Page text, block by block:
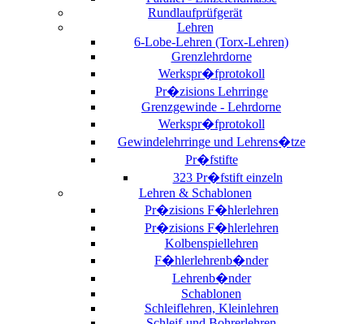
Rundlaufprüfgerät
Lehren
6-Lobe-Lehren (Torx-Lehren)
Grenzlehrdorne
Werkspr�fprotokoll
Pr�zisions Lehrringe
Grenzgewinde - Lehrdorne
Werkspr�fprotokoll
Gewindelehrringe und Lehrens�tze
Pr�fstifte
323 Pr�fstift einzeln
Lehren & Schablonen
Pr�zisions F�hlerlehren
Pr�zisions F�hlerlehren
Kolbenspiellehren
F�hlerlehrenb�nder
Lehrenb�nder
Schablonen
Schleiflehren, Kleinlehren